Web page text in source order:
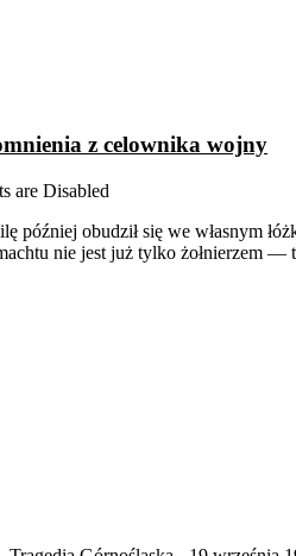
z celownika wojny
are Disabled
obudził się we własnym
nie jest już tylko żołnierzem